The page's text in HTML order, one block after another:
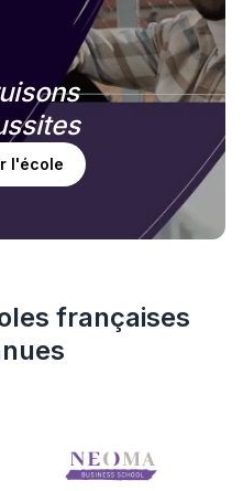
l'école
françaises